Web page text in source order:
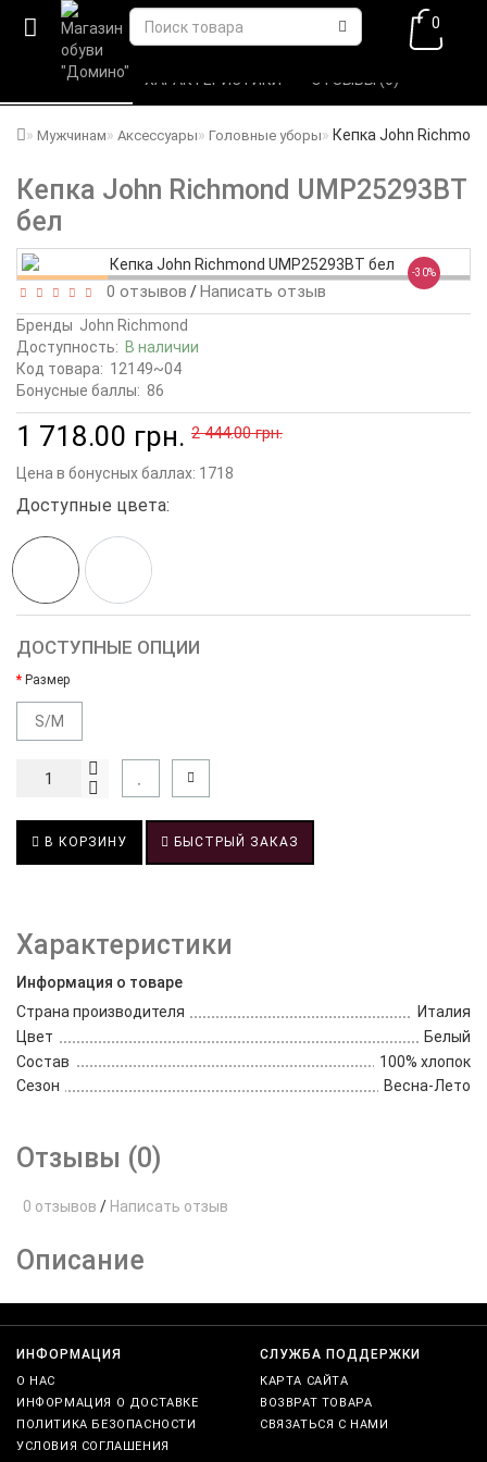
0
Мужчинам Аксессуары Головные уборы Кепка John
Кепка John Richmond UMP25293BT
бел
ВСЕ О ТОВАРЕ ХАРАКТЕРИСТИКИ ОТЗЫВЫ (0)
-30%
0 отзывов /Написать отзыв
Бренды John Richmond
Доступность: В наличии
Код товара: 12149~04
Бонусные баллы: 86
1 718.00 грн. 2 444.00 грн.
Цена в бонусных баллах: 1718
Доступные цвета:
ДОСТУПНЫЕ ОПЦИИ
Размер
S/M
В КОРЗИНУ БЫСТРЫЙ ЗАКАЗ
Характеристики
Информация о товаре
Страна производителя
Италия
Цвет
Белый
Состав
100% хлопок
Сезон
Весна-Лето
Отзывы (0)
0 отзывов / Написать отзыв
Описание
ИНФОРМАЦИЯ
О НАС
ИНФОРМАЦИЯ О ДОСТАВКЕ
ПОЛИТИКА БЕЗОПАСНОСТИ
УСЛОВИЯ СОГЛАШЕНИЯ
СЛУЖБА ПОДДЕРЖКИ
КАРТА САЙТА
ВОЗВРАТ ТОВАРА
СВЯЗАТЬСЯ С НАМИ